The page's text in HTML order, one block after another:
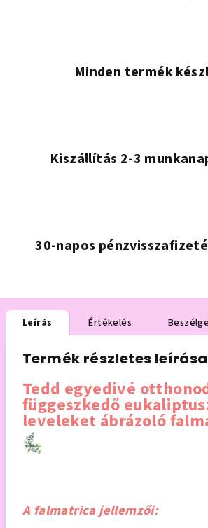
Minden termék
Kiszállítás 2-3
30-napos
Leírás Értékelés
Termék részletes leírása
Tedd egyedivé
függeszkedő
leveleket ábrázoló
A falmatrica jellemzői: